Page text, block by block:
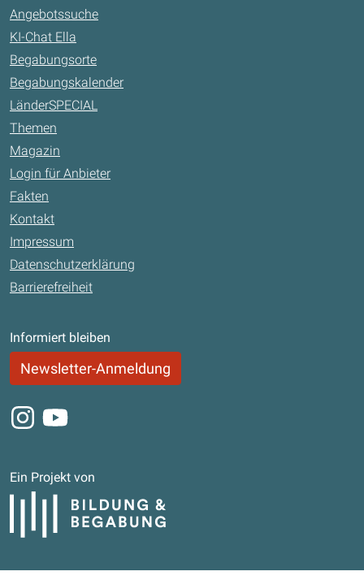
Angebotssuche
KI-Chat Ella
Begabungsorte
Begabungskalender
LänderSPECIAL
Themen
Magazin
Login für Anbieter
Fakten
Kontakt
Impressum
Datenschutzerklärung
Barrierefreiheit
Informiert bleiben
Newsletter-Anmeldung
Instagram
Youtube
Ein Projekt von
Bildung und Begabung